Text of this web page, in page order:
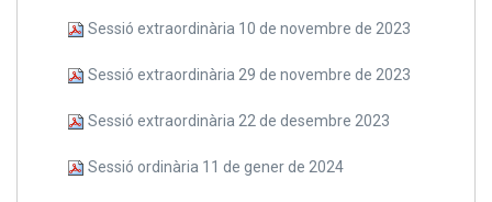
Sessió extraordinària 10 de novembre de 2023
Sessió extraordinària 29 de novembre de 2023
Sessió extraordinària 22 de desembre 2023
Sessió ordinària 11 de gener de 2024